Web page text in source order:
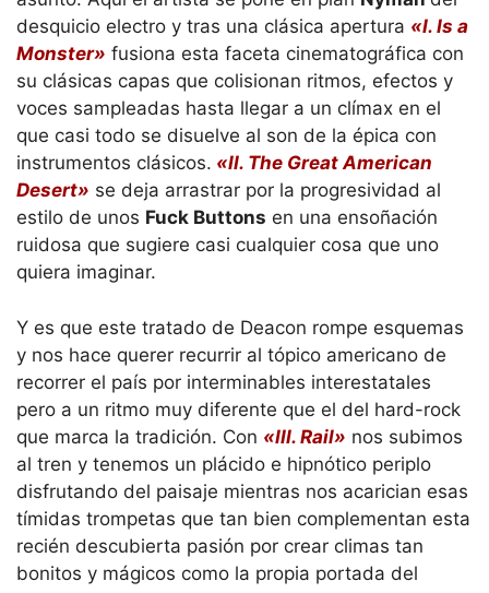
desquicio electro y tras una clásica apertura «I. Is a
Monster» fusiona esta faceta cinematográfica con
su clásicas capas que colisionan ritmos, efectos y
voces sampleadas hasta llegar a un clímax en el
que casi todo se disuelve al son de la épica con
instrumentos clásicos. «II. The Great American
Desert» se deja arrastrar por la progresividad al
estilo de unos Fuck Buttons en una ensoñación
ruidosa que sugiere casi cualquier cosa que uno
quiera imaginar.
Y es que este tratado de Deacon rompe esquemas
y nos hace querer recurrir al tópico americano de
recorrer el país por interminables interestatales
pero a un ritmo muy diferente que el del hard-rock
que marca la tradición. Con «III. Rail» nos subimos
al tren y tenemos un plácido e hipnótico periplo
disfrutando del paisaje mientras nos acarician esas
tímidas trompetas que tan bien complementan esta
recién descubierta pasión por crear climas tan
bonitos y mágicos como la propia portada del